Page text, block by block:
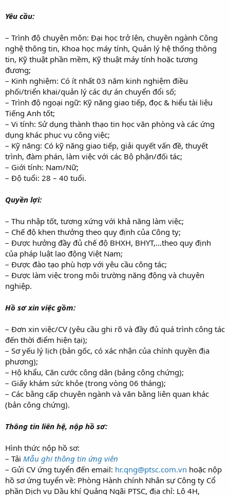
Yêu cầu:
– Trình độ chuyên môn: Đại học trở lên, chuyên ngành Công
nghệ thông tin, Khoa học máy tính, Quản lý hệ thống thông
tin, Kỹ thuật phần mềm, Kỹ thuật máy tính hoặc tương
đương;
– Kinh nghiệm: Có ít nhất 03 năm kinh nghiệm điều
phối/triển khai/quản lý các dự án chuyển đổi số;
– Trình độ ngoại ngữ: Kỹ năng giao tiếp, đọc & hiểu tài liệu
Tiếng Anh tốt;
– Vi tính: Sử dụng thành thạo tin học văn phòng và các ứng
dụng khác phục vụ công việc;
– Kỹ năng: Có kỹ năng giao tiếp, giải quyết vấn đề, thuyết
trình, đàm phán, làm việc với các Bộ phận/đối tác;
– Giới tính: Nam/Nữ;
– Độ tuổi: 28 – 40 tuổi.
Quyền lợi:
– Thu nhập tốt, tương xứng với khả năng làm việc;
– Chế độ khen thưởng theo quy định của Công ty;
– Được hưởng đầy đủ chế độ BHXH, BHYT,…theo quy định
của pháp luật lao động Việt Nam;
– Được đào tạo phù hợp với yêu cầu công tác;
– Được làm việc trong môi trường năng động và chuyên
nghiệp.
Hồ sơ xin việc gồm:
– Đơn xin việc/CV (yêu cầu ghi rõ và đầy đủ quá trình công tác
đến thời điểm hiện tại);
– Sơ yếu lý lịch (bản gốc, có xác nhận của chính quyền địa
phương);
– Hộ khẩu, Căn cước công dân (bảng công chứng);
– Giấy khám sức khỏe (trong vòng 06 tháng);
– Các bằng cấp chuyên ngành và văn bằng liên quan khác
(bản công chứng).
Thông tin liên hệ, nộp hồ sơ:
Hình thức nộp hồ sơ:
– Tải Mẫu ghi thông tin ứng viên
– Gửi CV ứng tuyển đến email: hr.qng@ptsc.com.vn hoặc nộp
hồ sơ ứng tuyển về: Phòng Hành chính Nhân sự Công ty Cổ
phần Dịch vụ Dầu khí Quảng Ngãi PTSC, địa chỉ: Lô 4H,